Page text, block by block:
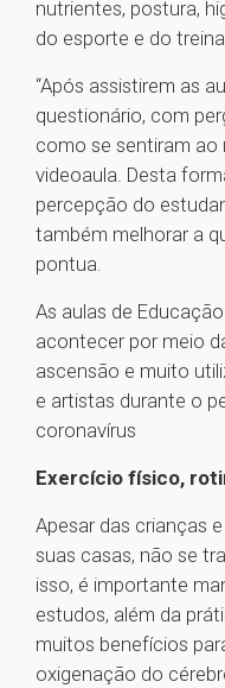
nutrientes, postura,
do esporte e do
“Após assistirem as
questionário, com
como se sentiram ao
videoaula. Desta
percepção do
também melhorar a
pontua.
As aulas de
acontecer por meio
ascensão e muito
e artistas durante o
coronavírus
Exercício físico,
Apesar das crianças
suas casas, não se
isso, é importante
estudos, além da
muitos benefícios
oxigenação do